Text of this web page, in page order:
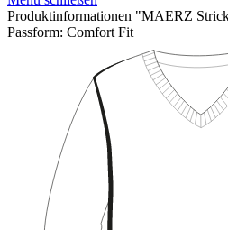
Produktinformationen "MAERZ
Passform: Comfort Fit